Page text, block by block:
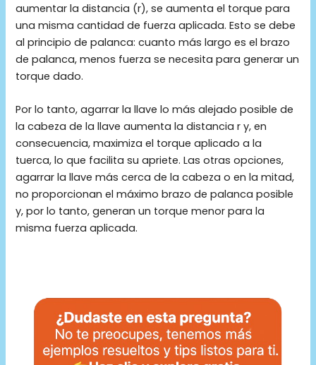
aumentar la distancia (r), se aumenta el torque para
una misma cantidad de fuerza aplicada. Esto se debe
al principio de palanca: cuanto más largo es el brazo
de palanca, menos fuerza se necesita para generar un
torque dado.
Por lo tanto, agarrar la llave lo más alejado posible de
la cabeza de la llave aumenta la distancia r y, en
consecuencia, maximiza el torque aplicado a la
tuerca, lo que facilita su apriete. Las otras opciones,
agarrar la llave más cerca de la cabeza o en la mitad,
no proporcionan el máximo brazo de palanca posible
y, por lo tanto, generan un torque menor para la
misma fuerza aplicada.